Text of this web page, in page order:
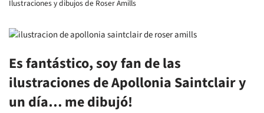
Ilustraciones y dibujos de Roser Amills
Es fantástico, soy fan de las
ilustraciones de Apollonia Saintclair y
un día… me dibujó!